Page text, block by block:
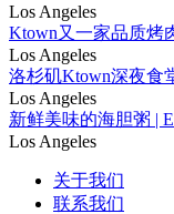
Los Angeles
Ktown又一家品质烤
Los Angeles
洛杉矶Ktown深夜食
Los Angeles
新鲜美味的海胆粥 |
Los Angeles
关于我们
联系我们